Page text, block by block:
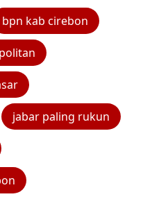
bpn kab cirebon
jabar paling rukun